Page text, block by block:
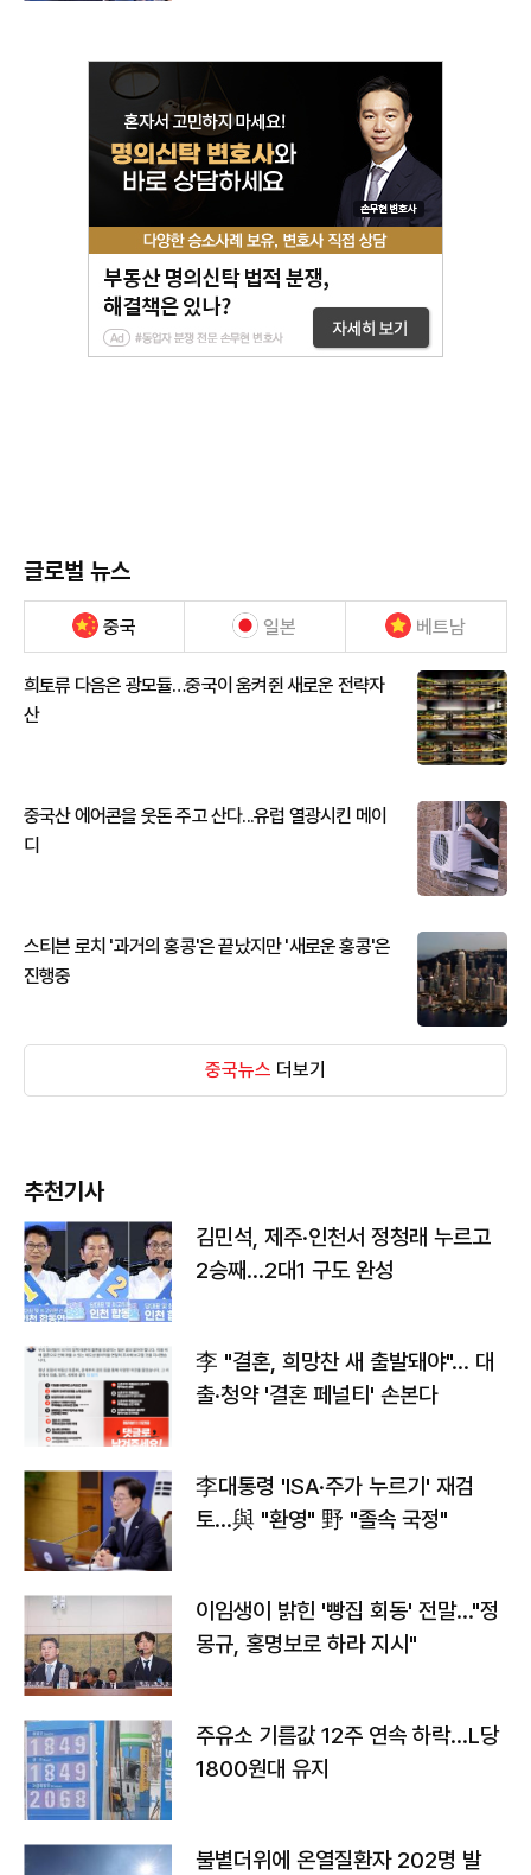
글로벌 뉴스
중국 일본 베트남
희토류 다음은 광모듈…중국이 움켜쥔 새로운 전략자
산
중국산 에어콘을 웃돈 주고 산다...유럽 열광시킨 메이
디
스티븐 로치 '과거의 홍콩'은 끝났지만 '새로운 홍콩'은
진행중
중국뉴스 더보기
추천기사
김민석, 제주·인천서 정청래 누르고
2승째…2대1 구도 완성
李 "결혼, 희망찬 새 출발돼야"… 대
출·청약 '결혼 페널티' 손본다
李대통령 'ISA·주가 누르기' 재검
토…與 "환영" 野 "졸속 국정"
이임생이 밝힌 '빵집 회동' 전말…"정
몽규, 홍명보로 하라 지시"
주유소 기름값 12주 연속 하락…L당
1800원대 유지
불볕더위에 온열질환자 202명 발